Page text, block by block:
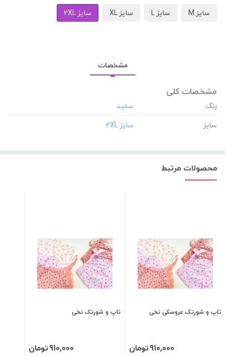
سایز M سایز L سایز XL سایز 2XL
مشخصات
مشخصات کلی
رنگ
سایز
محصولات مرتبط
تاپ و شورتک عروسکی نخی
910,000تومان
تاپ و شورتک نخی
910,000تومان